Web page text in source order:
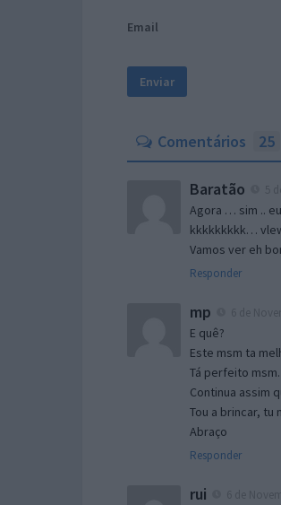
Email
Comentários 25
Baratão
Agora … sim ..
kkkkkkkkk…
Vamos ver eh
Responder
mp
E quê?
Este msm ta
Tá perfeito msm.
Continua assim
Tou a brincar, tu
Abraço
Responder
rui